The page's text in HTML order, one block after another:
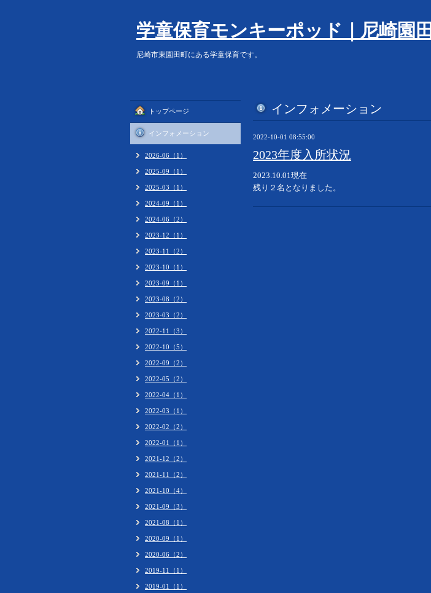
学童保育モンキーポッド｜尼崎園田
尼崎市東園田町にある学童保育です。
インフォメーション
2022-10-01 08:55:00
2023年度入所状況
2023.10.01現在
残り２名となりました。
トップページ
インフォメーション
2026-06（1）
2025-09（1）
2025-03（1）
2024-09（1）
2024-06（2）
2023-12（1）
2023-11（2）
2023-10（1）
2023-09（1）
2023-08（2）
2023-03（2）
2022-11（3）
2022-10（5）
2022-09（2）
2022-05（2）
2022-04（1）
2022-03（1）
2022-02（2）
2022-01（1）
2021-12（2）
2021-11（2）
2021-10（4）
2021-09（3）
2021-08（1）
2020-09（1）
2020-06（2）
2019-11（1）
2019-01（1）